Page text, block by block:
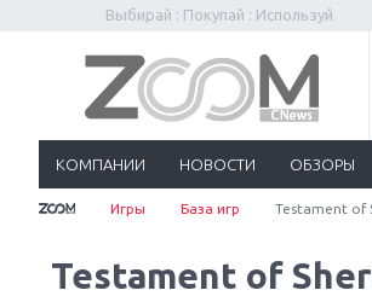
Выбирай : Покупай : Используй
КОМПАНИИ НОВОСТИ ОБЗОРЫ
Игры База игр Testament of
Testament of